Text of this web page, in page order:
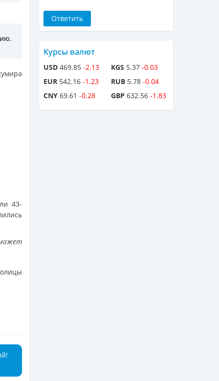
43-
Курсы валют
USD 469.85 -2.13
EUR 542.16 -1.23
CNY 69.61 -0.28
KGS 5.37 -0.03
RUB 5.78 -0.04
GBP 632.56 -1.83